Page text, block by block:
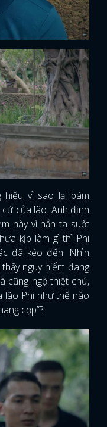
hiểu vì sao lại bám
của lão. Anh định
này vì hắn ta suốt
kịp làm gì thì Phi
đã kéo đến. Nhìn
nguy hiểm đang
cũng ngộ thiệt chứ,
lão Phi như thế nào
cọp”?